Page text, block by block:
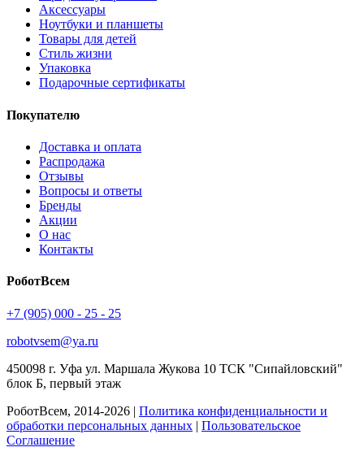
Аксессуары
Ноутбуки и планшеты
Товары для детей
Стиль жизни
Упаковка
Подарочные сертификаты
Покупателю
Доставка и оплата
Распродажа
Отзывы
Вопросы и ответы
Бренды
Акции
О нас
Контакты
РоботВсем
+7 (905) 000 - 25 - 25
robotvsem@ya.ru
450098 г. Уфа ул. Маршала Жукова 10 ТСК "Сипайловский"
блок Б, первый этаж
РоботВсем, 2014-2026 | Политика конфиденциальности и
обработки персональных данных | Пользовательское
Соглашение